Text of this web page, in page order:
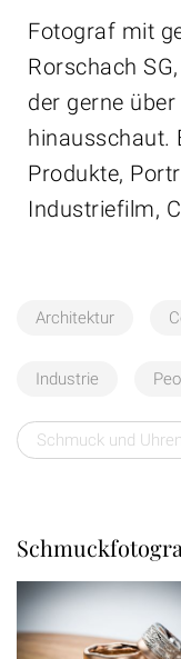
Fotograf mit
Rorschach
der gerne
hinausschaut.
Produkte,
Industriefilm,
Architektur
Industrie
Schmuck und Uhren